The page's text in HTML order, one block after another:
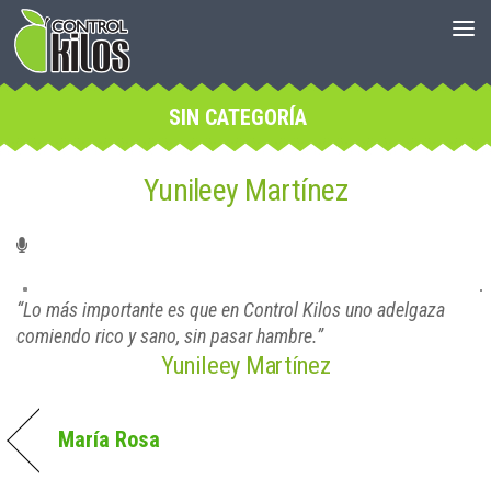
SIN CATEGORÍA
Yunileey Martínez
Lo más importante es que en Control Kilos uno adelgaza
comiendo rico y sano, sin pasar hambre.
Yunileey Martínez
María Rosa